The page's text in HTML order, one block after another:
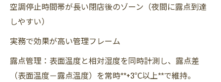
空調停止時間帯が長い閉店後のゾーン（夜間に露点到達
しやすい）
実務で効果が高い管理フレーム
露点管理：表面温度と相対湿度を同時計測し、露点差
（表面温度－露点温度）を常時**+3℃以上**で維持。